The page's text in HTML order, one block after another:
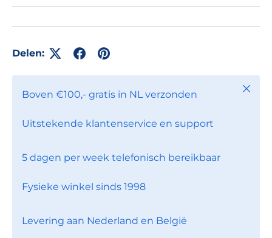
Delen:
Boven €100,- gratis in NL verzonden
Uitstekende klantenservice en support
5 dagen per week telefonisch bereikbaar
Fysieke winkel sinds 1998
Levering aan Nederland en België